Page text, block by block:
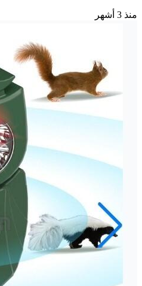
منذ 3 أشهر